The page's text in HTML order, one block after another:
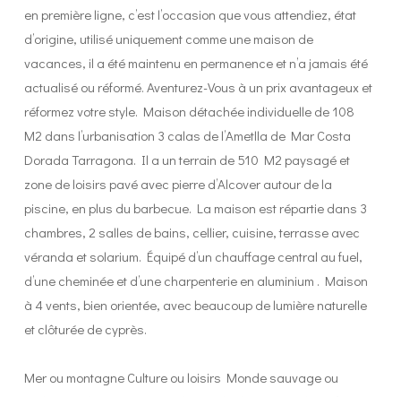
en première ligne, c’est l’occasion que vous attendiez, état
d’origine, utilisé uniquement comme une maison de
vacances, il a été maintenu en permanence et n’a jamais été
actualisé ou réformé. Aventurez-Vous à un prix avantageux et
réformez votre style. Maison détachée individuelle de 108
M2 dans l’urbanisation 3 calas de l’Ametlla de Mar Costa
Dorada Tarragona. Il a un terrain de 510 M2 paysagé et
zone de loisirs pavé avec pierre d’Alcover autour de la
piscine, en plus du barbecue. La maison est répartie dans 3
chambres, 2 salles de bains, cellier, cuisine, terrasse avec
véranda et solarium. Équipé d’un chauffage central au fuel,
d’une cheminée et d’une charpenterie en aluminium . Maison
à 4 vents, bien orientée, avec beaucoup de lumière naturelle
et clôturée de cyprès.
Mer ou montagne Culture ou loisirs Monde sauvage ou